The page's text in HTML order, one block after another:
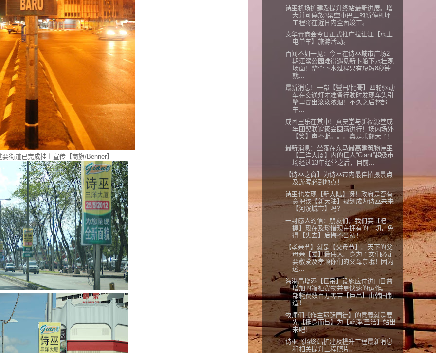
街道已完成挂上宣传【商旗/Benner】
诗巫机场扩建及提升终站最新进展。增
大并可停放3架空中巴士的新停机坪
工程将在近日内全面竣工。
文华青商会今日正式推广拉让江【水上
电单车】旅游活动。
百闻不如一见：今早在诗巫城市广场2
期江滨公园难得遇见新卜船下水壮观
场面！整个下水过程只有短短8秒钟
就...
最新消息！一部【豐田/比哥】四轮驱动
车在交通灯才准备行驶时发现车头引
擎里冒出滚滚浓烟！不久之后整部
车...
成团里乐在其中！真安堂与新福源堂成
年团契联谊聚会圆满进行！场内场外
【笑】声不断。。。真是乐翻天了！
最新消息：坐落在东马最高建筑物诗巫
【三洋大厦】内的巨人“Giant”超级市
场经过13年经营之后，目前...
【诗巫之窗】为诗巫市内最佳拍摄景点
及游客必到地点！
诗巫也发现【新大陆】呀！政府是否有
意把该【新大陆】规划成为诗巫未来
【河滨城市】吗？
一封感人的信：朋友们，我们要【把
握】现在及珍惜现在拥有的一切，免
得【失去】后悔不当初！
【孝亲节】就是【父母节】。天下的父
母亲【爱】最伟大。身为子女们必定
要敬爱及孝顺你们的父母亲哦！因为
这...
海港局增添【巨吊】设施应付进口日益
增加的箱柜货物并更快速的运作。二
部耗费数百万零吉【巨吊】由韩国制
造！
牧师们【作主耶穌門徒】的意義就是要
先【挺身而出】为【乾淨/圣洁】站出
来吧！
诗巫飞场终站扩建及提升工程最新消息
和相关提升工程照片。